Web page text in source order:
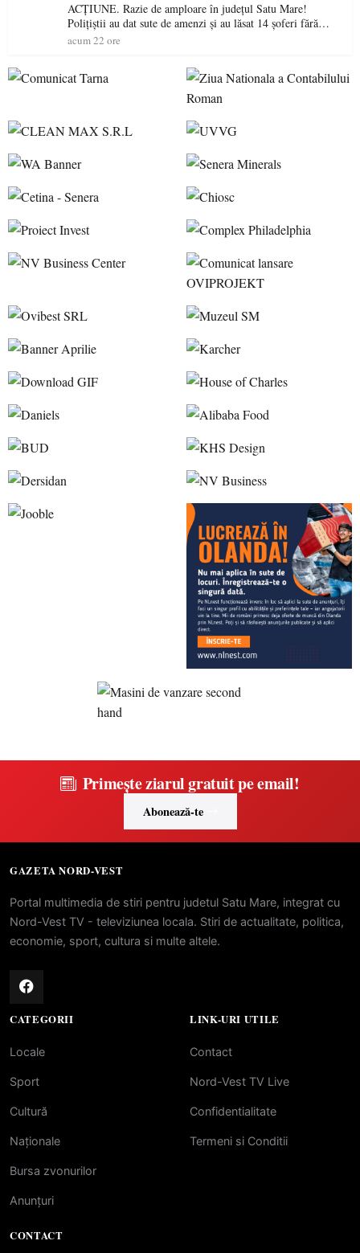
ACȚIUNE. Razie de amploare în județul Satu Mare!
Polițiștii au dat sute de amenzi și au lăsat 14 șoferi fără
permis într-o singură zi
acum 22 ore
Primește ziarul gratuit pe email!
Abonează-te
GAZETA NORD-VEST
Portal multimedia de stiri pentru judetul Satu Mare, integrat cu
Nord-Vest TV - televiziunea locala. Stiri de actualitate, politica,
economie, sport, cultura si multe altele.
CATEGORII
Locale
Sport
Cultură
Naționale
Bursa zvonurilor
Anunțuri
LINK-URI UTILE
Contact
Nord-Vest TV Live
Confidentialitate
Termeni si Conditii
CONTACT